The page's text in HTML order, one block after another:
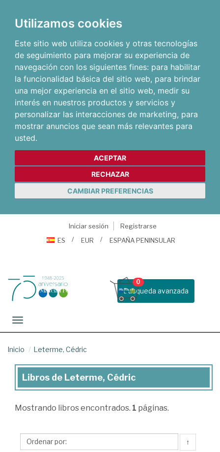
Utilizamos cookies
Este sitio web utiliza cookies y otras tecnologías
de seguimiento para mejorar su experiencia de
navegación con los siguientes fines: para habilitar
la funcionalidad básica del sitio web, para brindar
una mejor experiencia en el sitio web, medir su
interés en nuestros productos y servicios y
personalizar las interacciones de marketing, para
mostrar anuncios que sean más relevantes para
usted.
ACEPTAR
RECHAZAR
CAMBIAR PREFERENCIAS
Iniciar sesión
Registrarse
ES
EUR ESPAÑA PENINSULAR
Busqueda avanzada
0
Toggle navigation
Inicio Leterme, Cédric
Libros
Leterme,
Libros de Leterme, Cédric
Mostrando libros encontrados. 1 páginas.
↑